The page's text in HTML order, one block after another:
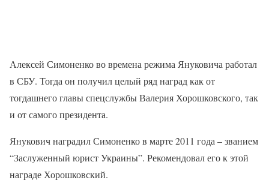
Алексей Симоненко во времена режима Януковича работал
в СБУ. Тогда он получил целый ряд наград как от
тогдашнего главы спецслужбы Валерия Хорошковского, так
и от самого президента.
Янукович наградил Симоненко в марте 2011 года – званием
“Заслуженный юрист Украины”. Рекомендовал его к этой
награде Хорошковский.